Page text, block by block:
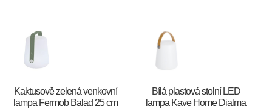
Kaktusově zelená venkovní
lampa Fermob Balad 25 cm
Bílá plastová stolní LED
lampa Kave Home Dialma